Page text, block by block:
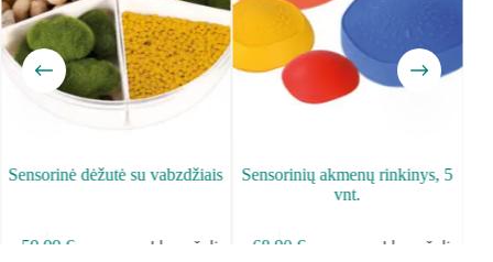
Sensorinė dėžutė su vabzdžiais
59.99 € Į krepšelį
Sensorinių akmenų rinkinys, 5
vnt.
68.90 € Į krepšelį